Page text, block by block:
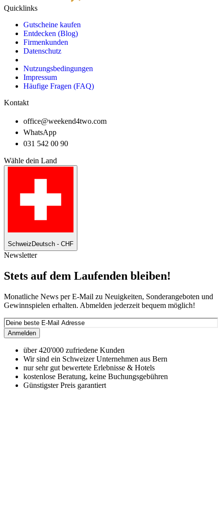
Quicklinks
Gutscheine kaufen
Entdecken (Blog)
Firmenkunden
Datenschutz
Nutzungsbedingungen
Impressum
Häufige Fragen (FAQ)
Kontakt
office@weekend4two.com
WhatsApp
031 542 00 90
Wähle dein Land
Schweiz Deutsch - CHF
Newsletter
Stets auf dem Laufenden bleiben!
Monatliche News per E-Mail zu Neuigkeiten, Sonderangeboten und
Gewinnspielen erhalten. Abmelden jederzeit bequem möglich!
Anmelden
über 420'000 zufriedene Kunden
Wir sind ein Schweizer Unternehmen aus Bern
nur sehr gut bewertete Erlebnisse & Hotels
kostenlose Beratung, keine Buchungsgebühren
Günstigster Preis garantiert